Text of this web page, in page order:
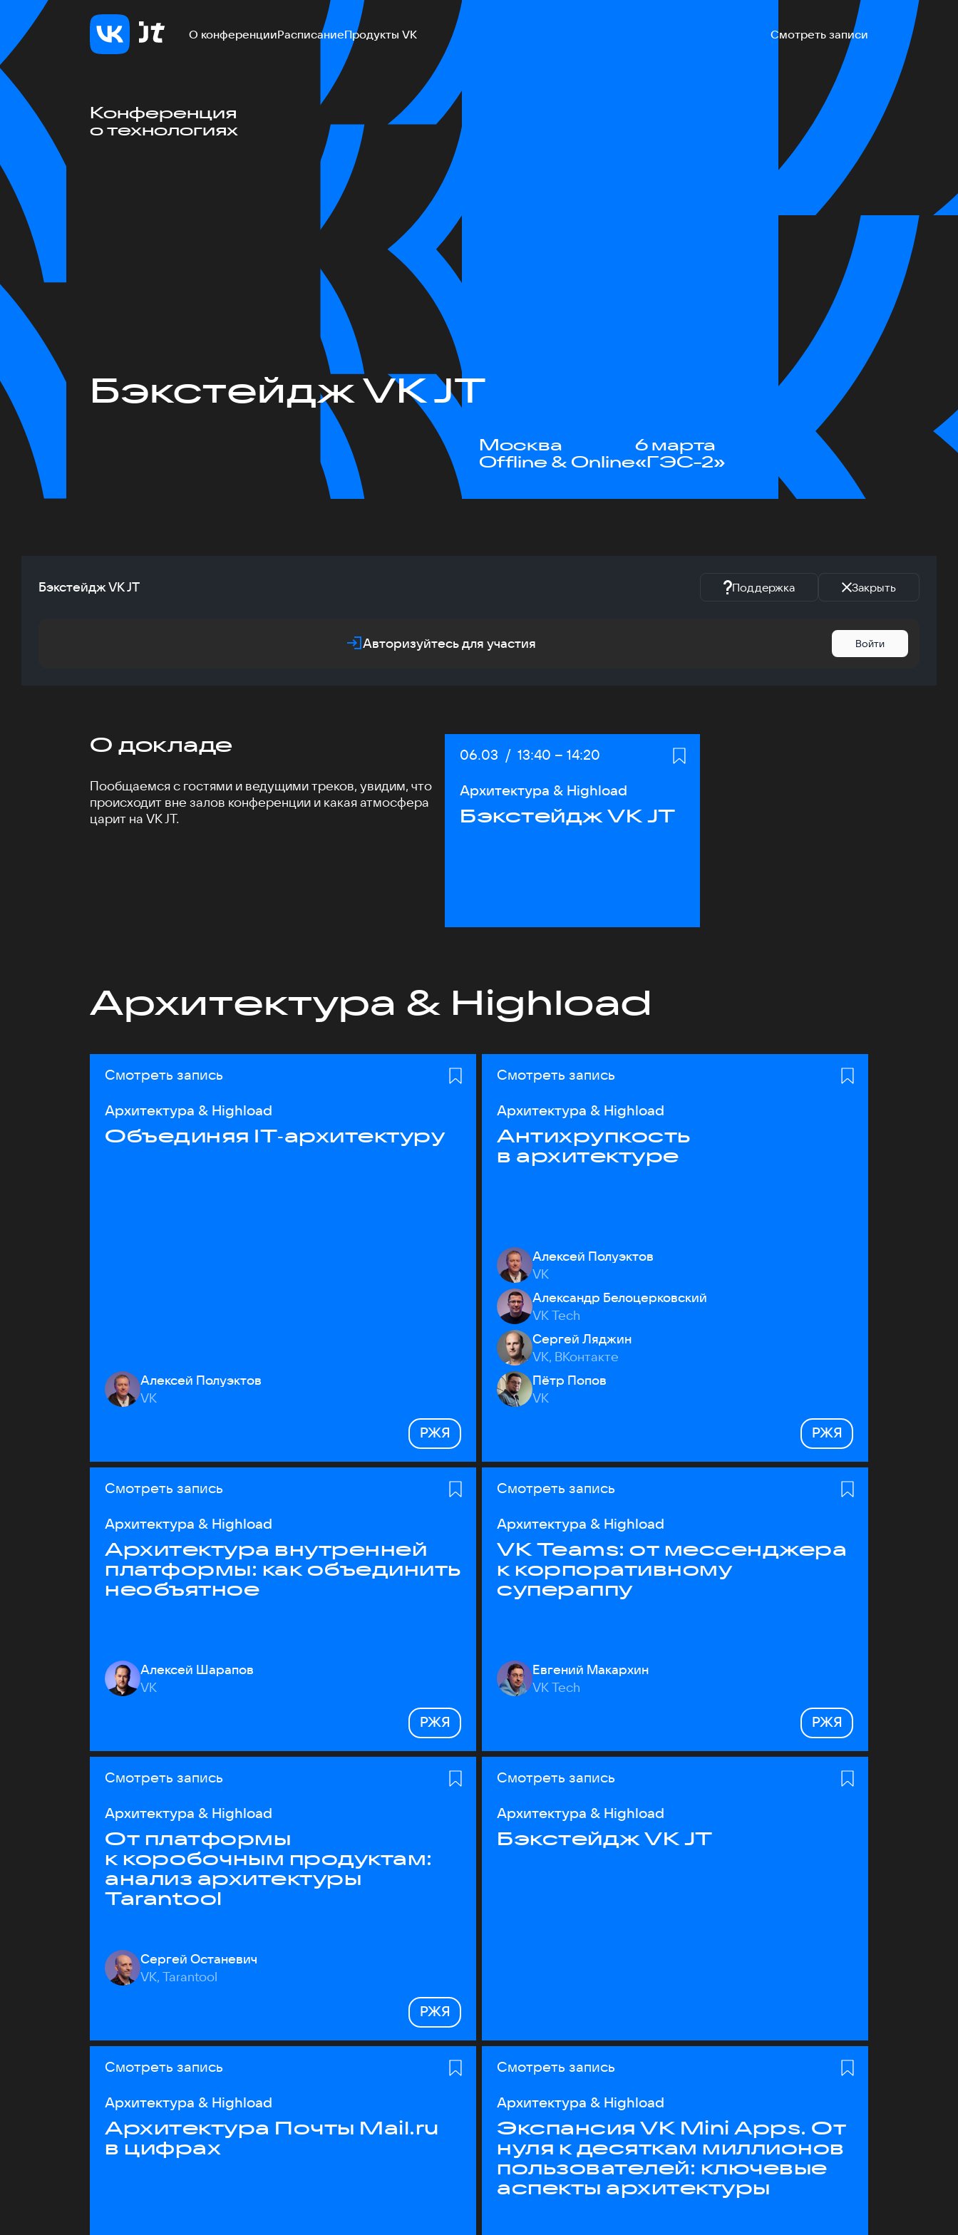
О конференцииРасписаниеПродукты VK Смотреть записи
Конференция
о технологиях
Бэкстейдж VK JT
Москва
Offline & Online
6 марта
«ГЭС-2»
Бэкстейдж VK JT Поддержка Закрыть
Авторизуйтесь для участия Войти
О докладе
Пообщаемся с гостями и ведущими треков, увидим, что
происходит вне залов конференции и какая атмосфера
царит на VK JT.
Дата:
06.03 / Начало:
13:40 – Конец:
14:20
Архитектура & Highload
Бэкстейдж VK JT
Архитектура & Highload
Смотреть запись
Архитектура & Highload
Объединяя IT‑архитектуру
Алексей Полуэктов
VK
РЖЯ
Смотреть запись
Архитектура & Highload
Антихрупкость
в архитектуре
Алексей Полуэктов
VK
Александр Белоцерковский
VK Tech
Сергей Ляджин
VK, ВКонтакте
Пётр Попов
VK
РЖЯ
Смотреть запись
Архитектура & Highload
Архитектура внутренней
платформы: как объединить
необъятное
Алексей Шарапов
VK
РЖЯ
Смотреть запись
Архитектура & Highload
VK Teams: от мессенджера
к корпоративному
супераппу
Евгений Макархин
VK Tech
РЖЯ
Смотреть запись
Архитектура & Highload
От платформы
к коробочным продуктам:
анализ архитектуры
Tarantool
Сергей Останевич
VK, Tarantool
РЖЯ
Смотреть запись
Архитектура & Highload
Бэкстейдж VK JT
Смотреть запись
Архитектура & Highload
Архитектура Почты Mail.ru
в цифрах
Смотреть запись
Архитектура & Highload
Экспансия VK Mini Apps. От
нуля к десяткам миллионов
пользователей: ключевые
аспекты архитектуры